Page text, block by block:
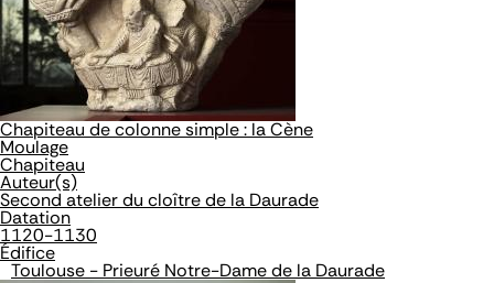
Chapiteau de colonne simple : la Cène
Moulage
Chapiteau
Auteur(s)
Second atelier du cloître de la Daurade
Datation
1120-1130
Édifice
Toulouse - Prieuré Notre-Dame de la Daurade